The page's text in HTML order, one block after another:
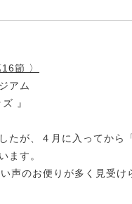
節 〉
アム
ズ 』
たが、４月に入ってから
ます。
声のお便りが多く見受け